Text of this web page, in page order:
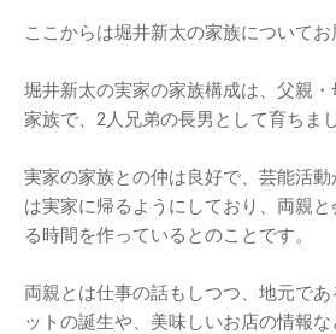
ここからは堀井新太の家族についてお
堀井新太の実家の家族構成は、父親
家族で、2人兄弟の長男として育ちまし
実家の家族との仲は良好で、芸能活
は実家に帰るようにしており、両親
る時間を作っているとのことです。
両親とは仕事の話もしつつ、地元で
ットの誕生や、美味しいお店の情報